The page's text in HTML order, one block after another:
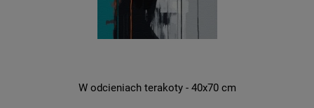
W odcieniach terakoty - 40x70 cm